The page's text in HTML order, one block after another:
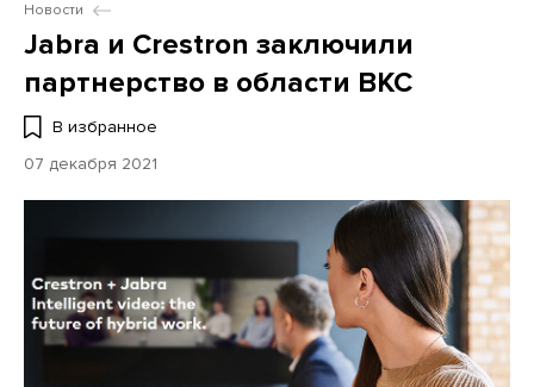
Новости
Jabra и Crestron заключили
партнерство в области ВКС
В избранное
07 декабря 2021